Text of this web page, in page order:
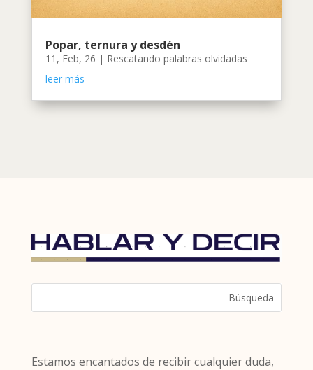
Popar, ternura y desdén
11, Feb, 26 | Rescatando palabras olvidadas
leer más
Estamos encantados de recibir cualquier duda,